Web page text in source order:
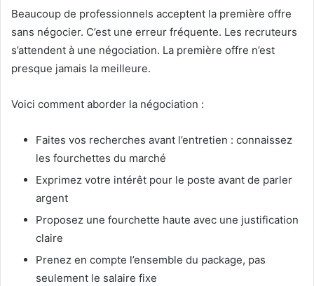
Beaucoup de professionnels acceptent la première offre
sans négocier. C’est une erreur fréquente. Les recruteurs
s’attendent à une négociation. La première offre n’est
presque jamais la meilleure.
Voici comment aborder la négociation :
Faites vos recherches avant l’entretien : connaissez
les fourchettes du marché
Exprimez votre intérêt pour le poste avant de parler
argent
Proposez une fourchette haute avec une justification
claire
Prenez en compte l’ensemble du package, pas
seulement le salaire fixe